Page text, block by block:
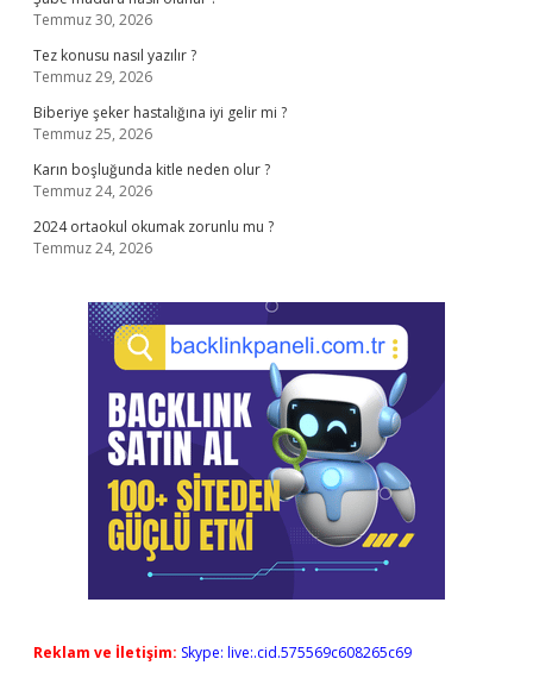
Temmuz 30, 2026
Tez konusu nasıl yazılır ?
Temmuz 29, 2026
Biberiye şeker hastalığına iyi gelir mi ?
Temmuz 25, 2026
Karın boşluğunda kitle neden olur ?
Temmuz 24, 2026
2024 ortaokul okumak zorunlu mu ?
Temmuz 24, 2026
Reklam ve İletişim: Skype: live:.cid.575569c608265c69